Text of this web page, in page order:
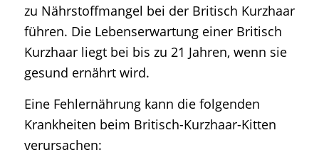
zu Nährstoffmangel bei der Britisch Kurzhaar
führen. Die Lebenserwartung einer Britisch
Kurzhaar liegt bei bis zu 21 Jahren, wenn sie
gesund ernährt wird.
Eine Fehlernährung kann die folgenden
Krankheiten beim Britisch-Kurzhaar-Kitten
verursachen: